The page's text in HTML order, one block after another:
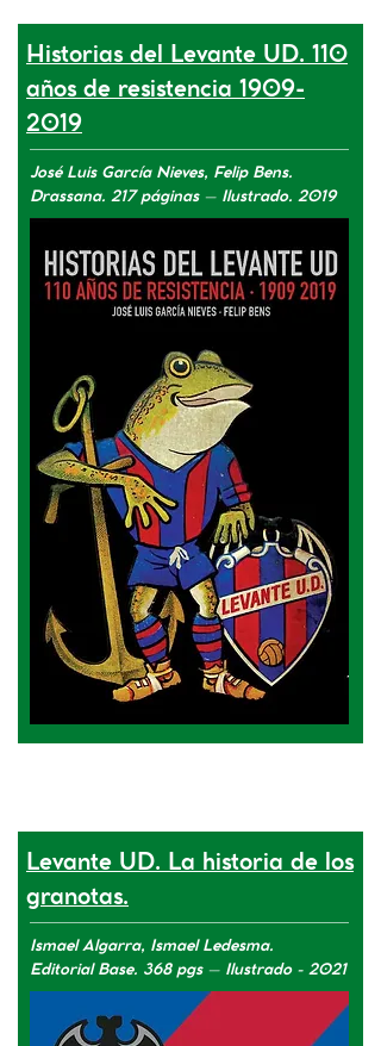
Historias del Levante UD. 110
años de resistencia 1909-
2019
José Luis García Nieves, Felip Bens.
Drassana. 217 páginas – Ilustrado. 2019
Levante UD. La historia de los
granotas.
Ismael Algarra, Ismael Ledesma.
Editorial Base. 368 pgs – Ilustrado - 2021